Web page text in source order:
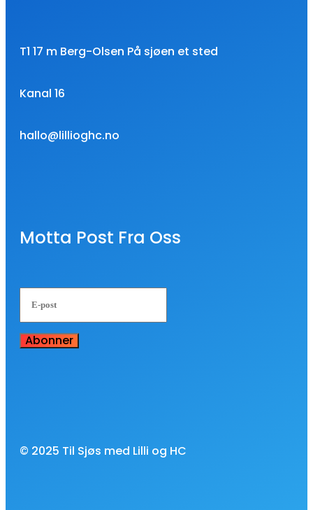
T1 17 m Berg-Olsen På sjøen et sted
Kanal 16
hallo@lillioghc.no
Motta Post Fra Oss
Abonner
© 2025 Til Sjøs med Lilli og HC